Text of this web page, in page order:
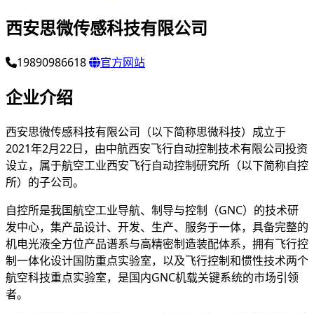
西安思微传感科技有限公司
19890986618 官方网站
企业介绍
西安思微传感科技有限公司（以下简称思微科技）成立于
2021年2月22日，由中航西安飞行自动控制技术有限公司投资
设立，属于航空工业西安飞行自动控制研究所（以下简称自控
所）的子公司。
自控所是我国航空工业导航、制导与控制（GNC）的技术研
发中心，集产品设计、开发、生产、服务于一体，具备完整的
机电光液全方位产品谱系与高精密制造装配体系，拥有飞行控
制一体化设计国防重点实验室，以及飞行控制和惯性技术两个
航空科技重点实验室，是国内GNC机载关键系统的市场引领
者。